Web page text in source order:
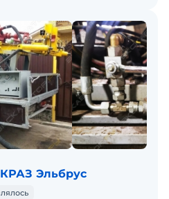
Эльбрус